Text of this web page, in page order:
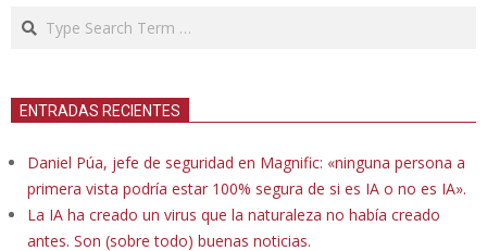
Search
ENTRADAS RECIENTES
Daniel Púa, jefe de seguridad en Magnific: «ninguna persona a
primera vista podría estar 100% segura de si es IA o no es IA».
La IA ha creado un virus que la naturaleza no había creado
antes. Son (sobre todo) buenas noticias.